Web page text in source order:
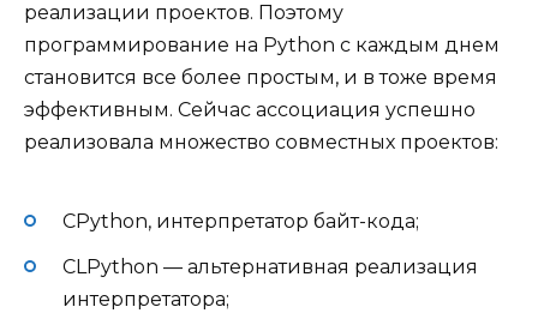
реализации проектов. Поэтому
программирование на Python с каждым днем
становится все более простым, и в тоже время
эффективным. Сейчас ассоциация успешно
реализовала множество совместных проектов:
CPython, интерпретатор байт-кода;
CLPython — альтернативная реализация
интерпретатора;